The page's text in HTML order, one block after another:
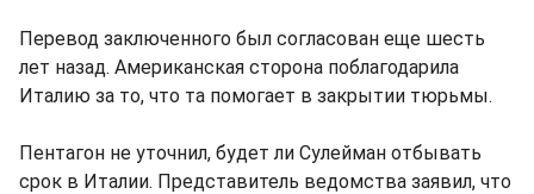
Перевод заключенного был согласован еще шесть
лет назад. Американская сторона поблагодарила
Италию за то, что та помогает в закрытии тюрьмы.
Пентагон не уточнил, будет ли Сулейман отбывать
срок в Италии. Представитель ведомства заявил, что